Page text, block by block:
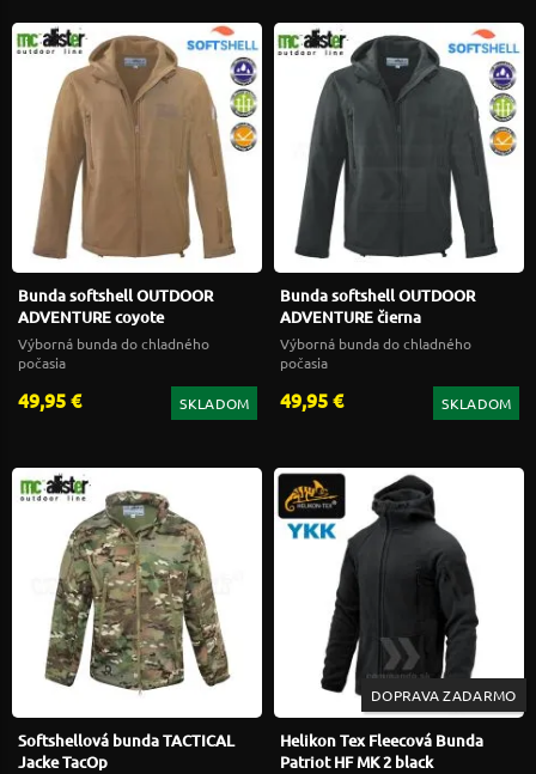
Bunda softshell OUTDOOR
ADVENTURE coyote
Výborná bunda do chladného
počasia
49,95 € SKLADOM
Bunda softshell OUTDOOR
ADVENTURE čierna
Výborná bunda do chladného
počasia
49,95 € SKLADOM
Softshellová bunda TACTICAL
Jacke TacOp
DOPRAVA ZADARMO
Helikon Tex Fleecová Bunda
Patriot HF MK 2 black